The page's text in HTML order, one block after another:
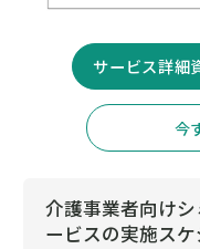
サービス詳
今
介護事業者向け
ービスの実施ス